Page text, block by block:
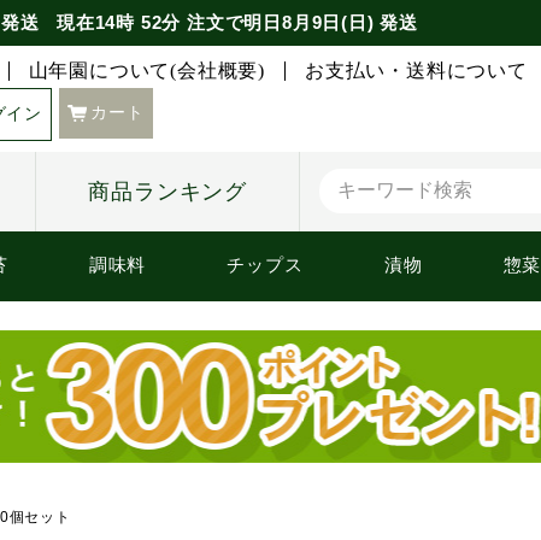
送 現在14時 52分 注文で明日8月9日(日) 発送
山年園について(会社概要) お支払い・送料について
イン カート
商品ランキング
調味料 チップス 漬物 惣菜
個セット